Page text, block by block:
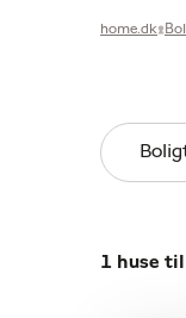
home.dk
1 huse